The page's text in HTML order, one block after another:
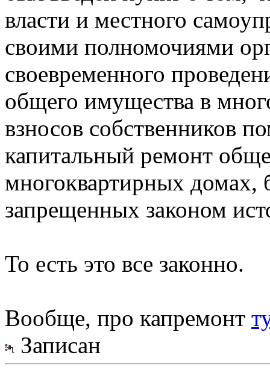
власти и местного
своими полномочиями
своевременного
общего имущества в
взносов собственников
капитальный ремонт
многоквартирных
запрещенных законом
То есть это все законно.
Вообще, про капремонт
Записан